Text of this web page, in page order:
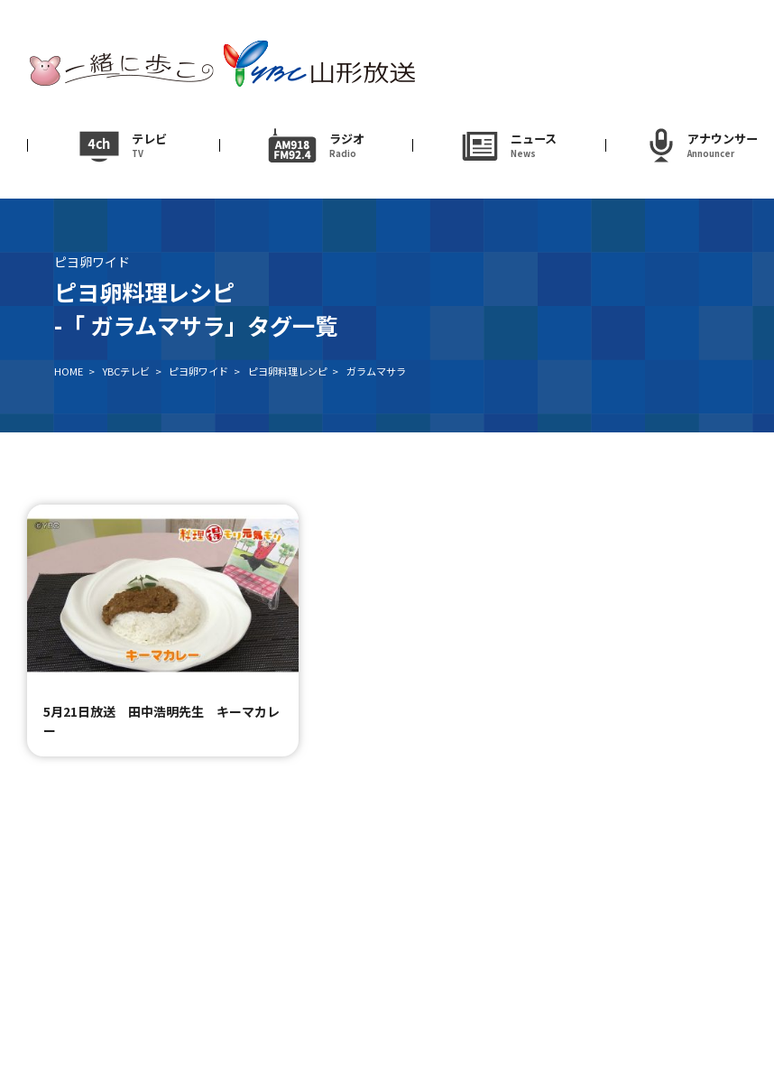
テレビ
TV
ラジオ
Radio
ニュース
News
アナウンサー
Announcer
テレビ
ニュース
News
アナウンサ
Announcer
イベント 試写会・
ＹＢＣオンデマンド
ピヨ卵ワイド
ピヨ卵料理レシピ
-「 ガラムマサラ」タグ一覧
HOME > YBCテレビ > ピヨ卵ワイド > ピヨ卵料理レシピ > ガラムマサラ
5月21日放送 田中浩明先生 キーマカレ
ー